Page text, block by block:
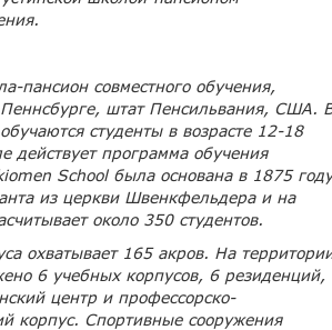
пансион совместного обучения,
штат Пенсильвания, США.
студенты в возрасте 12-18
действует программа обучения
School была основана в 1875 году
из церкви Швенкфельдера и на
около 350 студентов.
охватывает 165 акров. На
6 учебных корпусов, 6 резиденций,
центр и профессорско-
корпус. Спортивные сооружения